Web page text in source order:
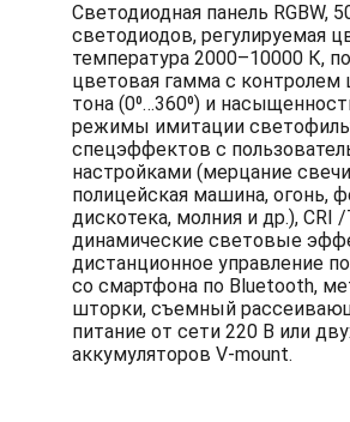
Светодиодная панель RGBW,
светодиодов, регулируемая
температура 2000–10000 К,
цветовая гамма с контролем
тона (0⁰…360⁰) и
режимы имитации
спецэффектов с
настройками (мерцание
полицейская машина, огонь,
дискотека, молния и др.), CRI /
динамические световые
дистанционное управление
со смартфона по Bluetooth,
шторки, съемный
питание от сети 220 В или
аккумуляторов V-mount.